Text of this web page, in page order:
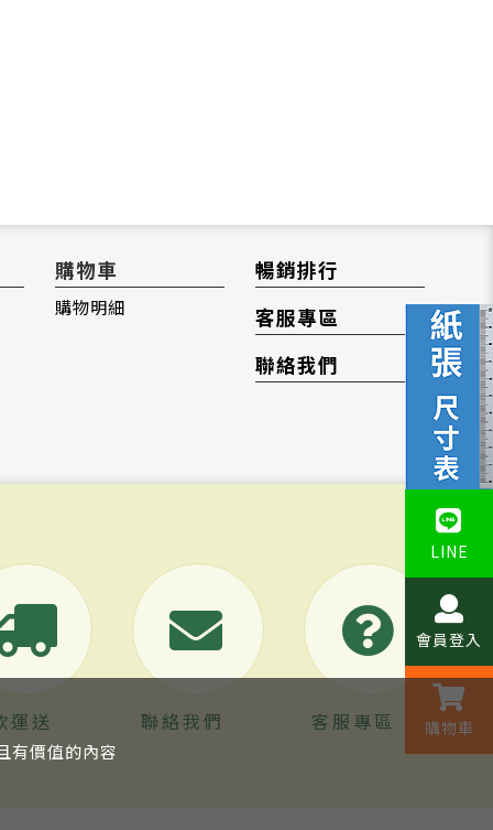
購物車
購物明細
暢銷排行
客服專區
聯絡我們
運送 聯絡我們 客服專區
LINE
會員登入
購物車
有價值的內容